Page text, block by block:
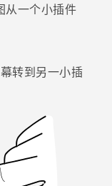
从一个小插件
转到另一小插